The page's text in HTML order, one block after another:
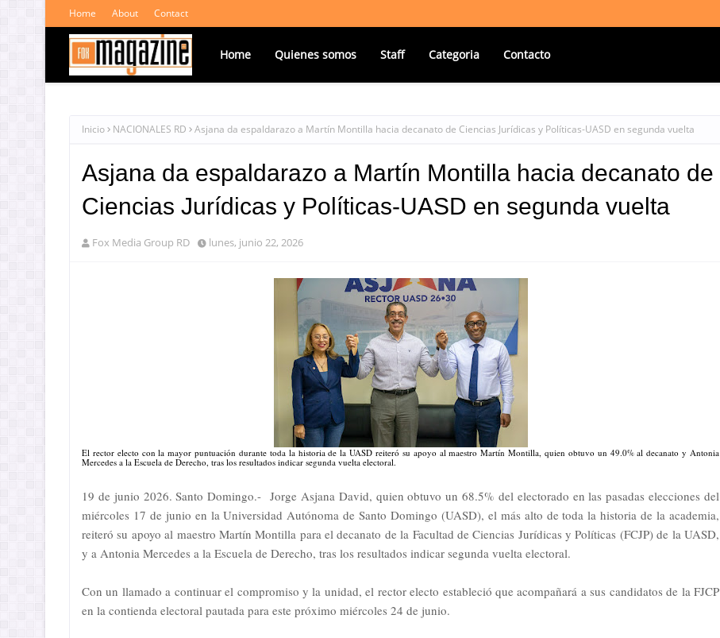
Home About Contact
Home Quienes somos Staff Categoria Contacto
Inicio NACIONALES RD Asjana da espaldarazo a Martín Montilla hacia decanato de Ciencias Jurídicas y Políticas-UASD en segunda vuelta
Asjana da espaldarazo a Martín Montilla hacia decanato de
Ciencias Jurídicas y Políticas-UASD en segunda vuelta
Fox Media Group RD lunes, junio 22, 2026
El rector electo con la mayor puntuación durante toda la historia de la UASD reiteró su apoyo al maestro Martín Montilla, quien obtuvo un 49.0% al decanato y Antonia
Mercedes a la Escuela de Derecho, tras los resultados indicar segunda vuelta electoral.
19 de junio 2026. Santo Domingo.- Jorge Asjana David, quien obtuvo un 68.5% del electorado en las pasadas elecciones del
miércoles 17 de junio en la Universidad Autónoma de Santo Domingo (UASD), el más alto de toda la historia de la academia,
reiteró su apoyo al maestro Martín Montilla para el decanato de la Facultad de Ciencias Jurídicas y Políticas (FCJP) de la UASD,
y a Antonia Mercedes a la Escuela de Derecho, tras los resultados indicar segunda vuelta electoral.
Con un llamado a continuar el compromiso y la unidad, el rector electo estableció que acompañará a sus candidatos de la FJCP
en la contienda electoral pautada para este próximo miércoles 24 de junio.